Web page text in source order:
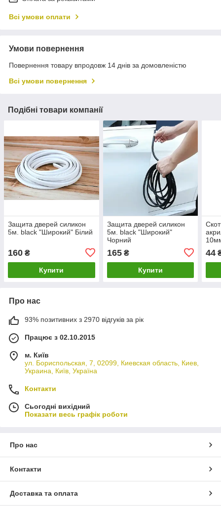
Всі умови оплати
Умови повернення
Повернення товару впродовж 14 днів за домовленістю
Всі умови повернення
Подібні товари компанії
Защита дверей силикон
5м. black "Широкий" Білий
160 ₴
Купити
Защита дверей силикон
5м. black "Широкий"
Чорний
165₴
Купити
44
Про нас
93% позитивних з 2970 відгуків за рік
Працює з 02.10.2015
м. Київ
ул. Бориспольская, 7, 02099, Киевская область, Киев,
Украина, Київ, Україна
Контакти
Сьогодні вихідний
Показати весь графік роботи
Про нас
Контакти
Доставка та оплата